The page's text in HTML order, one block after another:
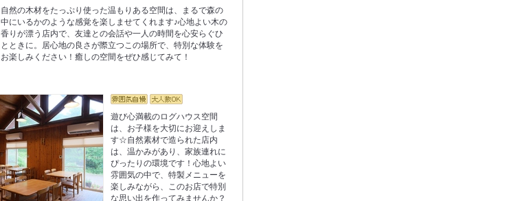
自然の木材をたっぷり使った温もりある空間は、まるで森の
中にいるかのような感覚を楽しませてくれます♪心地よい木の
香りが漂う店内で、友達との会話や一人の時間を心安らぐひ
とときに。居心地の良さが際立つこの場所で、特別な体験を
お楽しみください！癒しの空間をぜひ感じてみて！
遊び心満載のログハウス空間
は、お子様を大切にお迎えしま
す☆自然素材で造られた店内
は、温かみがあり、家族連れに
ぴったりの環境です！心地よい
雰囲気の中で、特製メニューを
楽しみながら、このお店で特別
な思い出を作ってみませんか？